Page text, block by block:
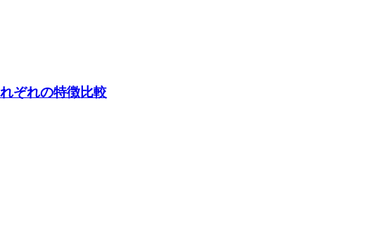
ぞれの特徴比較